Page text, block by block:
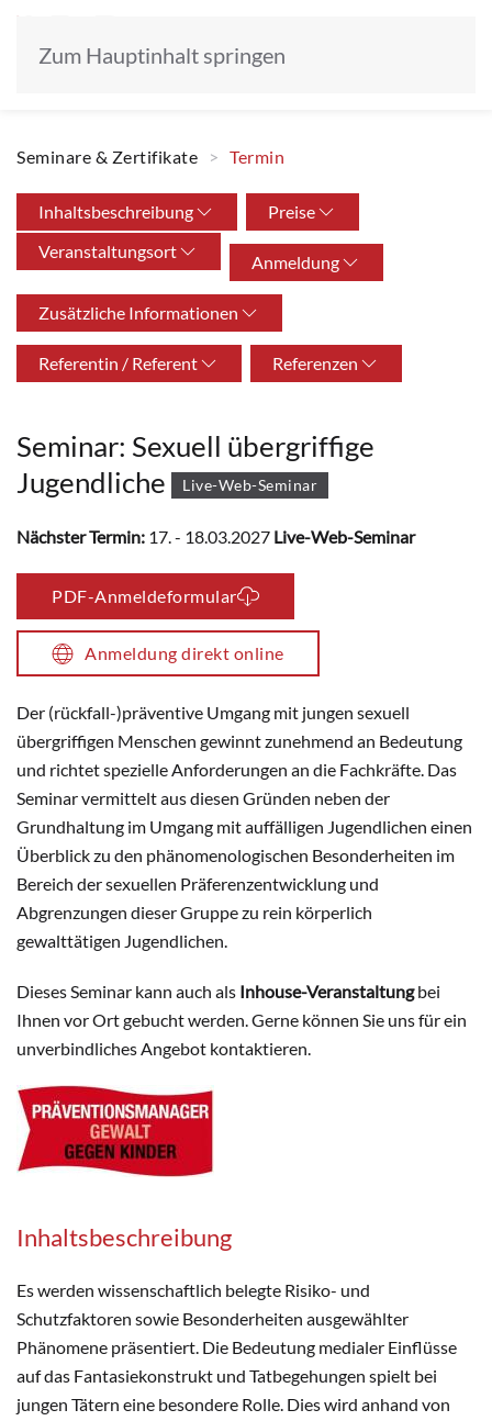
Zum Hauptinhalt springen
Seminare & Zertifikate Termin
Inhaltsbeschreibung
Preise
Veranstaltungsort
Anmeldung
Zusätzliche Informationen
Referentin / Referent Referenzen
Seminar: Sexuell übergriffige
Jugendliche
Live-Web-Seminar
Nächster Termin: 17. - 18.03.2027 Live-Web-Seminar
PDF-Anmeldeformular
Anmeldung direkt online
Der (rückfall-)präventive Umgang mit jungen sexuell
übergriffigen Menschen gewinnt zunehmend an Bedeutung
und richtet spezielle Anforderungen an die Fachkräfte. Das
Seminar vermittelt aus diesen Gründen neben der
Grundhaltung im Umgang mit auffälligen Jugendlichen einen
Überblick zu den phänomenologischen Besonderheiten im
Bereich der sexuellen Präferenzentwicklung und
Abgrenzungen dieser Gruppe zu rein körperlich
gewalttätigen Jugendlichen.
Dieses Seminar kann auch als Inhouse-Veranstaltungbei
Ihnen vor Ort gebucht werden. Gerne können Sie uns für ein
unverbindliches Angebot kontaktieren.
Inhaltsbeschreibung
Es werden wissenschaftlich belegte Risiko- und
Schutzfaktoren sowie Besonderheiten ausgewählter
Phänomene präsentiert. Die Bedeutung medialer Einflüsse
auf das Fantasiekonstrukt und Tatbegehungen spielt bei
jungen Tätern eine besondere Rolle. Dies wird anhand von